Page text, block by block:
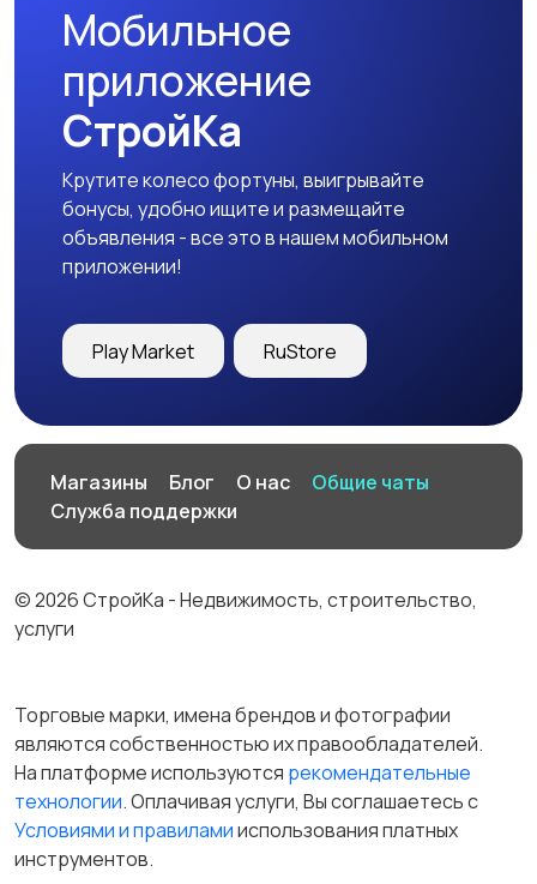
Мобильное
приложение
СтройКа
Крутите колесо фортуны, выигрывайте
бонусы, удобно ищите и размещайте
объявления - все это в нашем мобильном
приложении!
Play Market RuStore
Магазины Блог О нас
Общие чаты
Служба поддержки
© 2026 СтройКа - Недвижимость, строительство,
услуги
Торговые марки, имена брендов и фотографии
являются собственностью их правообладателей.
На платформе используются рекомендательные
технологии. Оплачивая услуги, Вы соглашаетесь c
Условиями и правиламииспользования платных
инструментов.